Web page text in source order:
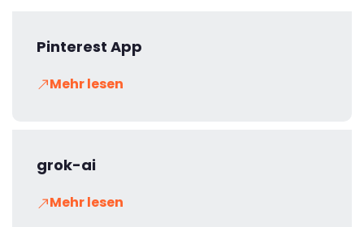
Pinterest App
Mehr lesen
grok-ai
Mehr lesen